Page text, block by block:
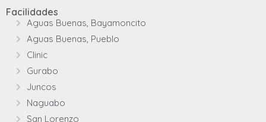
Facilidades
Aguas Buenas, Bayamoncito
Aguas Buenas, Pueblo
Clinic
Gurabo
Juncos
Naguabo
San Lorenzo